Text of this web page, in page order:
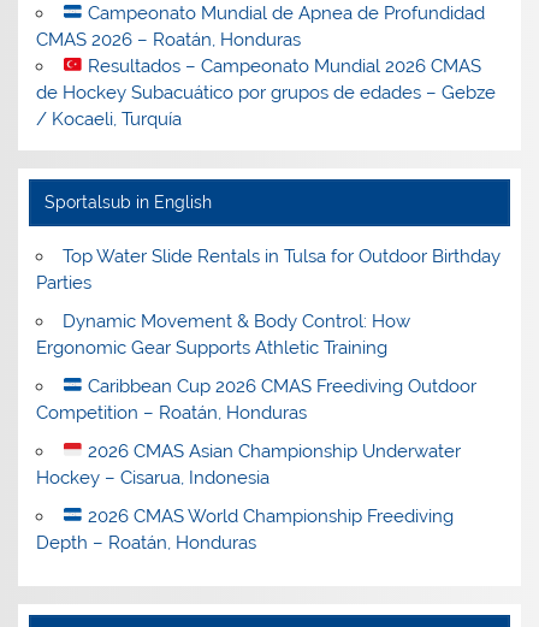
Campeonato Mundial de Apnea de Profundidad
CMAS 2026 – Roatán, Honduras
Resultados – Campeonato Mundial 2026 CMAS
de Hockey Subacuático por grupos de edades – Gebze
/ Kocaeli, Turquía
Sportalsub in English
Top Water Slide Rentals in Tulsa for Outdoor Birthday
Parties
Dynamic Movement & Body Control: How
Ergonomic Gear Supports Athletic Training
Caribbean Cup 2026 CMAS Freediving Outdoor
Competition – Roatán, Honduras
2026 CMAS Asian Championship Underwater
Hockey – Cisarua, Indonesia
2026 CMAS World Championship Freediving
Depth – Roatán, Honduras